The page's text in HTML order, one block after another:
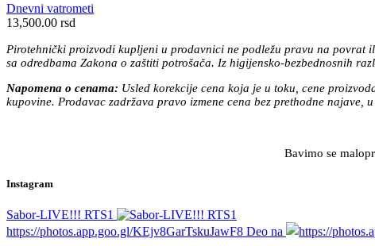
Dnevni vatrometi
13,500.00 rsd
Pirotehnički proizvodi kupljeni u prodavnici ne podležu pravu na povrat
sa odredbama Zakona o zaštiti potrošača. Iz higijensko-bezbednosnih
Napomena o cenama: Usled korekcije cena koja je u toku, cene
kupovine. Prodavac zadržava pravo izmene cena bez prethodne najave,
Bavimo se
Instagram
Sabor-LIVE!!! RTS1
https://photos.app.goo.gl/KEjv8GarTskuJawF8 Deo na